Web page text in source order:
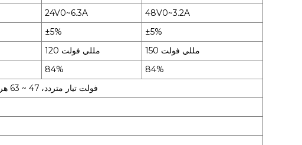
24V0~6.3A
48V0~3.2A
±5%
±5%
120 مللي فولت
150 مللي فولت
84%
84%
170 ~ 264 فولت تيار متردد، 47 ~ 63 هرتز، 240 ~ 370 فولت تيار مستمر